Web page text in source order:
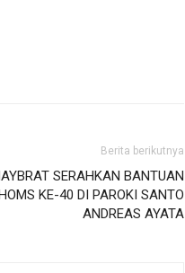
Berita berikutnya
SERAHKAN BANTUAN
KE-40 DI PAROKI SANTO
ANDREAS AYATA